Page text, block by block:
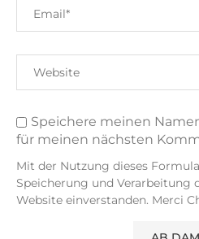
Speichere meinen
für meinen nächsten
Mit der Nutzung dieses
Speicherung und Verarbeitung
Website einverstanden. Merci